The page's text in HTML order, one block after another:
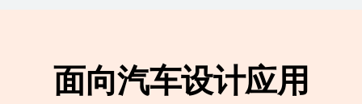
面向汽车设计应用